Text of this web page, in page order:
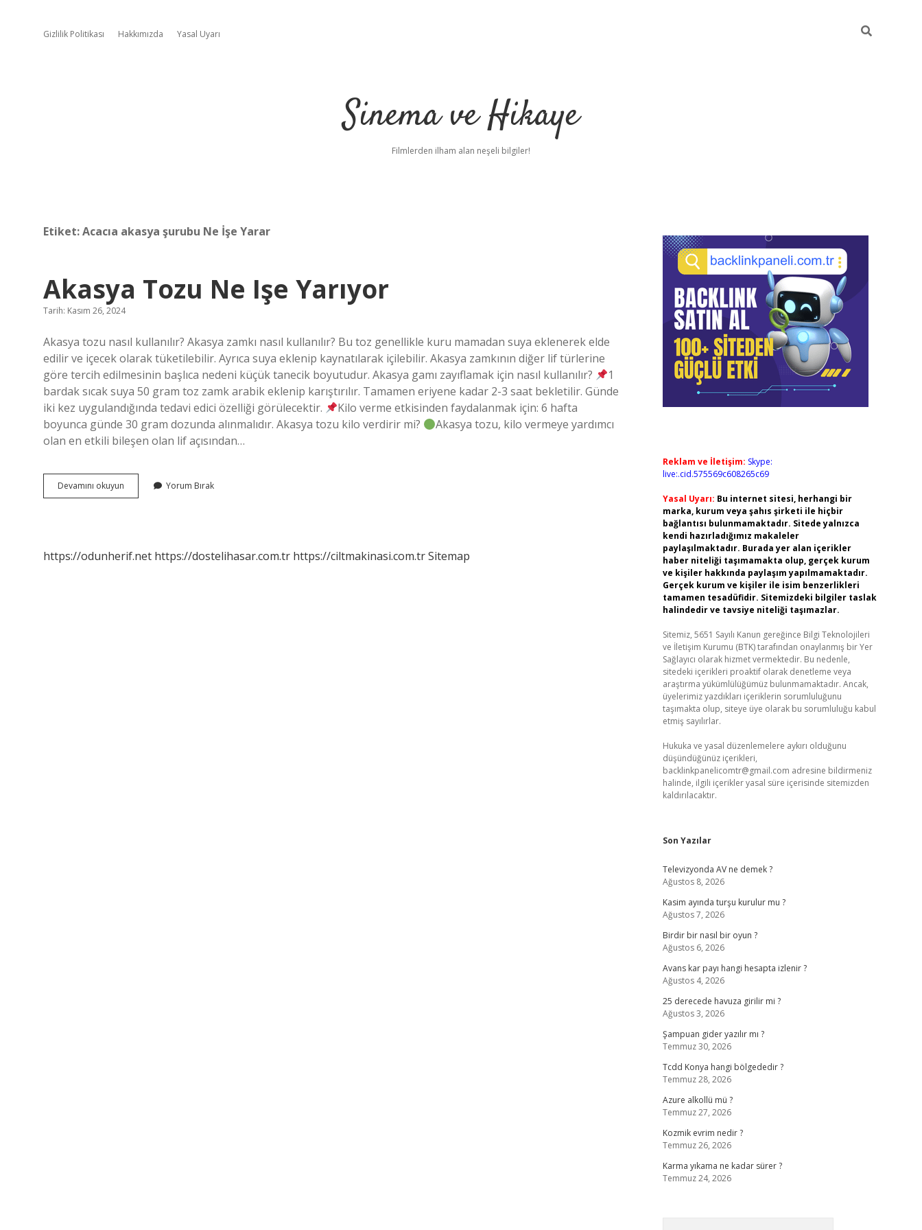
Gizlilik Politikası Hakkımızda Yasal Uyarı
Sinema ve Hikaye
Filmlerden ilham alan neşeli bilgiler!
Etiket:Acacıa akasya şurubu Ne İşe Yarar
Akasya Tozu Ne Işe Yarıyor
Tarih: Kasım 26, 2024
Akasya tozu nasıl kullanılır? Akasya zamkı nasıl kullanılır? Bu toz genellikle kuru mamadan suya eklenerek elde
edilir ve içecek olarak tüketilebilir. Ayrıca suya eklenip kaynatılarak içilebilir. Akasya zamkının diğer lif türlerine
göre tercih edilmesinin başlıca nedeni küçük tanecik boyutudur. Akasya gamı zayıflamak için nasıl kullanılır?
1
bardak sıcak suya 50 gram toz zamk arabik eklenip karıştırılır. Tamamen eriyene kadar 2-3 saat bekletilir. Günde
iki kez uygulandığında tedavi edici özelliği görülecektir.
Kilo verme etkisinden faydalanmak için: 6 hafta
boyunca günde 30 gram dozunda alınmalıdır. Akasya tozu kilo verdirir mi?
Akasya tozu, kilo vermeye yardımcı
olan en etkili bileşen olan lif açısından…
Devamını okuyun
Tozu
Yorum Bırak
https://odunherif.net https://dostelihasar.com.tr https://ciltmakinasi.com.trSitemap
Sidebar
Reklam ve İletişim: Skype:
live:.cid.575569c608265c69
Yasal Uyarı: Bu internet sitesi, herhangi bir
marka, kurum veya şahıs şirketi ile hiçbir
bağlantısı bulunmamaktadır. Sitede yalnızca
kendi hazırladığımız makaleler
paylaşılmaktadır. Burada yer alan içerikler
haber niteliği taşımamakta olup, gerçek kurum
ve kişiler hakkında paylaşım yapılmamaktadır.
Gerçek kurum ve kişiler ile isim benzerlikleri
tamamen tesadüfidir. Sitemizdeki bilgiler taslak
halindedir ve tavsiye niteliği taşımazlar.
Sitemiz, 5651 Sayılı Kanun gereğince Bilgi Teknolojileri
ve İletişim Kurumu (BTK) tarafından onaylanmış bir Yer
Sağlayıcı olarak hizmet vermektedir. Bu nedenle,
sitedeki içerikleri proaktif olarak denetleme veya
araştırma yükümlülüğümüz bulunmamaktadır. Ancak,
üyelerimiz yazdıkları içeriklerin sorumluluğunu
taşımakta olup, siteye üye olarak bu sorumluluğu kabul
etmiş sayılırlar.
Hukuka ve yasal düzenlemelere aykırı olduğunu
düşündüğünüz içerikleri,
backlinkpanelicomtr@gmail.com adresine bildirmeniz
halinde, ilgili içerikler yasal süre içerisinde sitemizden
kaldırılacaktır.
Son Yazılar
Televizyonda AV ne demek ?
Ağustos 8, 2026
Kasim ayında turşu kurulur mu ?
Ağustos 7, 2026
Birdir bir nasıl bir oyun ?
Ağustos 6, 2026
Avans kar payı hangi hesapta izlenir ?
Ağustos 4, 2026
25 derecede havuza girilir mi ?
Ağustos 3, 2026
Şampuan gider yazılır mı ?
Temmuz 30, 2026
Tcdd Konya hangi bölgededir ?
Temmuz 28, 2026
Azure alkollü mü ?
Temmuz 27, 2026
Kozmik evrim nedir ?
Temmuz 26, 2026
Karma yıkama ne kadar sürer ?
Temmuz 24, 2026